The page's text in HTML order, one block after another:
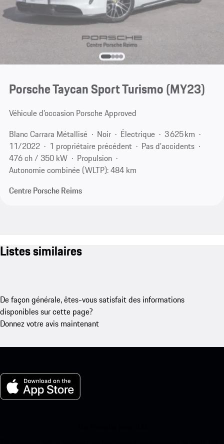
Porsche Taycan Sport Turismo (MY23)
Véhicule d’occasion Porsche Approved
Blanc Carrara Métallisé
Noir Électrique
3 625 km
11/2022
1 propriétaire précédent
Pas d'accidents
476 ch / 350 kW
Propulsion
Autonomie combinée (WLTP): 484 km
Centre Porsche Reims
Listes similaires
De façon générale, êtes-vous satisfait des informations
disponibles sur cette page?
Donnez votre avis maintenant